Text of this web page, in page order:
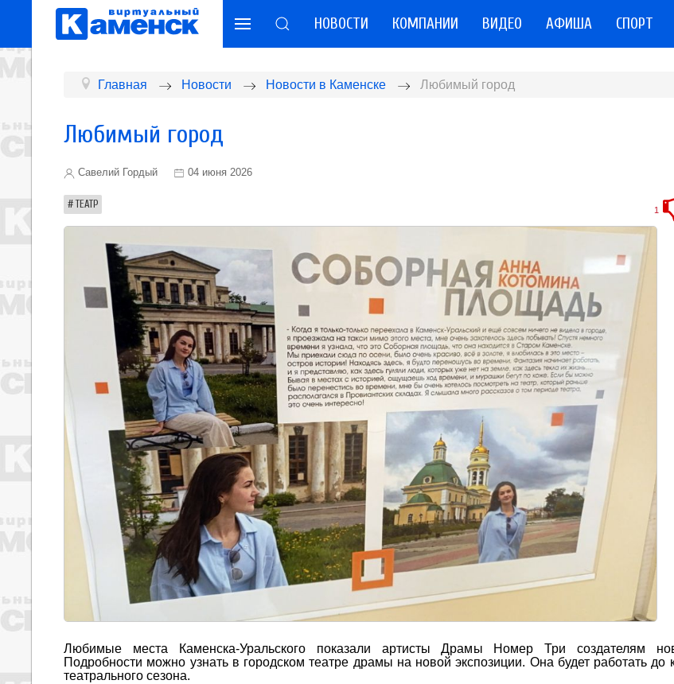
НОВОСТИ КОМПАНИИ ВИДЕО АФИША СПОРТ
Главная Новости Новости в Каменске Любимый город
Любимый город
Савелий Гордый 04 июня 2026
ТЕАТР 1
Любимые места Каменска-Уральского показали артисты Драмы Номер Три создателям
Подробности можно узнать в городском театре драмы на новой экспозиции. Она будет работать до
театрального сезона.